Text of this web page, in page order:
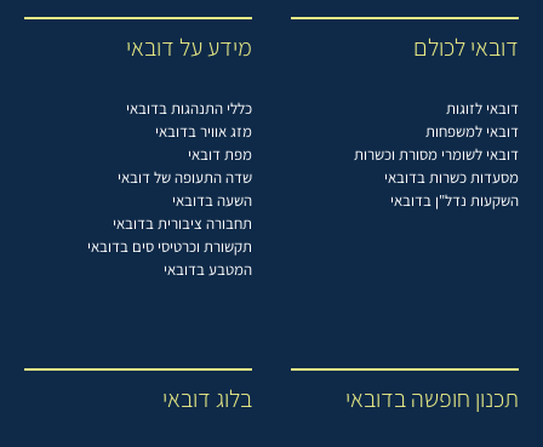
דובאי לכולם
דובאי לזוגות
דובאי למשפחות
דובאי לשומרי מסורת וכשרות
מסעדות כשרות בדובאי
השקעות נדל"ן בדובאי
מידע על דובאי
כללי התנהגות בדובאי
מזג אוויר בדובאי
מפת דובאי
שדה התעופה של דובאי
השעה בדובאי
תחבורה ציבורית בדובאי
תקשורת וכרטיסי סים בדובאי
המטבע בדובאי
תכנון חופשה בדובאי בלוג דובאי